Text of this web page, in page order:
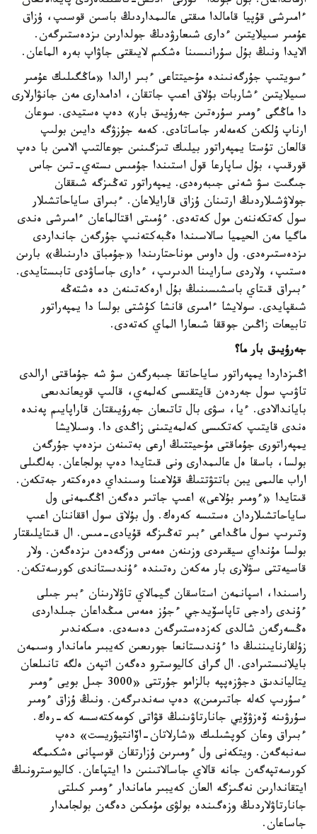
ءامىرشى قۇپيا قامالدا مىقتى عالىمداردىڭ باسىن قوسىپ، ۇزاق
عۇمىر سىيلايتىن ءدارى شىعارۋدىڭ جولدارىن ىزدەستىرگەن.
الايدا ونىڭ بۇل سۇرانىسىنا ەشكىم لايىقتى جاۋاپ بەرە الماعان.
ءسويتىپ جۇرگەنىندە مۇحيتتاعى ءبىر ارالدا «ماڭگىلىك عۇمىر
سىيلايتىن ءشاربات بۇلاق اعىپ جاتقان، ادامدارى مەن جانۋارلارى
دا ماڭگى ءومىر سۇرەتىن جەرۇيىق بار» دەپ ەستيدى. سوعان
ارناپ ۇلكەن كەمەلەر جاساتادى. كەمە جۇزۋگە دايىن بولىپ
قالعان تۇستا يمپەراتور بيلىك تىزگىنىن جوعالتىپ الامىن با دەپ
قورقىپ، بۇل ساپارعا قول استىندا جۇمىس ىستەي-تىن جاس
جىگىت سۋ شەنى جىبەرەدى. يمپەراتور تەڭىزگە شىققان
جولاۋشىلاردىڭ ارتىنان ۇزاق قارايلاعان. ءبىراق ساياحاتشىلار
سول كەتكەننەن مول كەتەدى. ءۇمىتى اقتالماعان ءامىرشى ەندى
ماگيا مەن الحيميا سالاسىندا ەڭبەكتەنىپ جۇرگەن جانداردى
ىزدەستىرەدى. ول داوس موناحتارىندا «جۇمباق دارىنىڭ» بارىن
ەستىپ، ولاردى سارايىنا الدىرىپ، ءدارى جاساۋدى تابىستايدى.
ءبىراق قىتاي باسشىسىنىڭ بۇل ارەكەتىنەن دە ەشتەڭە
شىقپايدى. سولايشا ءامىرى قانشا كۇشتى بولسا دا يمپەراتور
تابيعات زاڭىن جوققا شىعارا الماي كەتەدى.
جەرۇيىق بار ما؟
اڭىزداردا يمپەراتور ساياحاتقا جىبەرگەن سۋ شە جۇماقتى ارالدى
تاۋىپ سول جەردەن قايتقىسى كەلمەي، قالىپ قويعاندىعى
باياندالادى. ءيا، سۋى بال تاتىعان جەرۇيىقتان قاراپايىم پەندە
ەندى قايتىپ كەتكىسى كەلمەيتىنى زاڭدى دا. وسىلايشا
يمپەراتورى جۇماقتى مۇحيتتىڭ ارعى بەتىنەن ىزدەپ جۇرگەن
بولسا، باسقا ەل عالىمدارى ونى قىتايدا دەپ بولجاعان. بەلگىلى
اراب عالىمى يبن باتتۋتتىڭ قۇلاعىنا وسىنداي دەرەكتەر جەتكەن.
قىتايدا «ءومىر بۇلاعى» اعىپ جاتىر دەگەن اڭگىمەنى ول
ساياحاتشىلاردان ەستىسە كەرەك. ول بۇلاق سول اققاننان اعىپ
وتىرىپ سول ماڭداعى ءبىر تەڭىزگە قۇيادى-مىس. ال قىتايلىقتار
بولسا مۇنداي سيقىردى وزىنەن ەمەس وزگەدەن ىزدەگەن. ولار
قاسيەتتى سۋلارى بار مەكەن رەتىندە ءۇندىستاندى كورسەتكەن.
راسىندا، اسپانمەن استاسقان گيمالاي تاۋلارىنان ءبىر جىلى
ءۇندى رادجى تاپاسۆيدجي ءجۇز ەمەس مىڭداعان جىلداردى
ەڭسەرگەن شالدى كەزدەستىرگەن دەسەدى. ەسكەندىر
زۇلقارنايىننىڭ دا ءۇندىستانعا جورىعىن كەيبىر ماماندار وسىمەن
بايلانىستىرادى. ال گراف كاليوسترو دەگەن اتپەن ەلگە تانىلعان
يتالياندىق دجۋزەپپە بالزامو جۇرتتى «3000 جىل بويى ءومىر
ءسۇرىپ كەلە جاتىرمىن» دەپ سەندىرگەن. ونىڭ ۇزاق ءومىر
سۇرۋىنە ۆەزۋۆيي جانارتاۋىنىڭ قۋاتى كومەكتەسسە كە-رەك.
ءبىراق وعان كوپشىلىك «شارلاتان-اۆانتيۋريست» دەپ
سەنبەگەن. ويتكەنى ول ءومىرىن ۇزارتقان قوسپانى ەشكىمگە
كورسەتپەگەن جانە قالاي جاسالاتىنىن دا ايتپاعان. كاليوسترونىڭ
ايتقاندارىن نەگىزگە العان كەيبىر ماماندار ءومىر كىلتى
جانارتاۋلاردىڭ وزەگىندە بولۋى مۇمكىن دەگەن بولجامدار
جاساعان.